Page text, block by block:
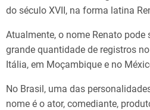
do século XVII, na forma latina
Atualmente, o nome Renato pode
grande quantidade de registros
Itália, em Moçambique e no
No Brasil, uma das
nome é o ator, comediante,